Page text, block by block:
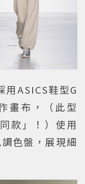
用ASICS鞋型G
畫布，（此型
款」！）使用
色盤，展現細